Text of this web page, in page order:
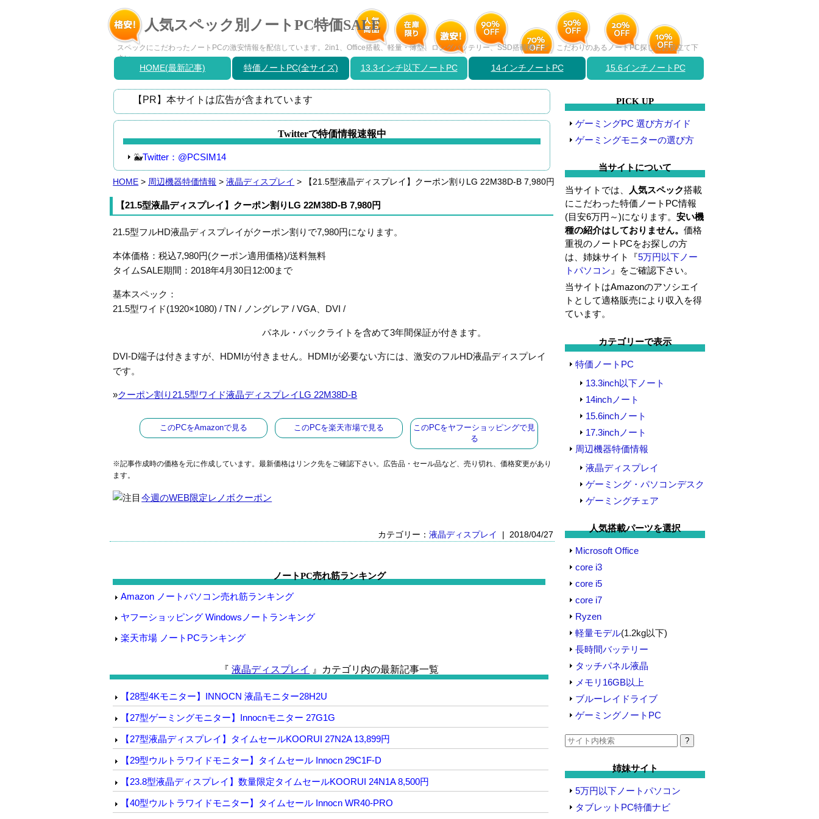
人気スペック別ノートPC特価SALE
スペックにこだわったノートPCの激安情報を配信しています。2in1、Office搭載、軽量・薄型、ロングバッテリー、SSD搭載機など、こだわりのあるノートPC探しにお役立て下
さい。
HOME(最新記事) 特価ノートPC(全サイズ) 13.3インチ以下ノートPC 14インチノートPC 15.6インチノートPC
【PR】本サイトは広告が含まれています
Twitterで特価情報速報中
🐳Twitter：@PCSIM14
HOME > 周辺機器特価情報 >液晶ディスプレイ > 【21.5型液晶ディスプレイ】クーポン割りLG 22M38D-B 7,980円
【21.5型液晶ディスプレイ】クーポン割りLG 22M38D-B 7,980円
21.5型フルHD液晶ディスプレイがクーポン割りで7,980円になります。
本体価格：税込7,980円(クーポン適用価格)/送料無料
タイムSALE期間：2018年4月30日12:00まで
基本スペック：
21.5型ワイド(1920×1080) / TN / ノングレア / VGA、DVI /
パネル・バックライトを含めて3年間保証が付きます。
DVI-D端子は付きますが、HDMIが付きません。HDMIが必要ない方には、激安のフルHD液晶ディスプレイ
です。
»クーポン割り21.5型ワイド液晶ディスプレイLG 22M38D-B
このPCをヤフーショッピングで見
る
このPCを楽天市場で見る
このPCをAmazonで見る
※記事作成時の価格を元に作成しています。最新価格はリンク先をご確認下さい。広告品・セール品など、売り切れ、価格変更があり
ます。
今週のWEB限定レノボクーポン
カテゴリー：液晶ディスプレイ | 2018/04/27
ノートPC売れ筋ランキング
Amazon ノートパソコン売れ筋ランキング
ヤフーショッピング Windowsノートランキング
楽天市場 ノートPCランキング
『液晶ディスプレイ 』カテゴリ内の最新記事一覧
【28型4Kモニター】INNOCN 液晶モニター28H2U
【27型ゲーミングモニター】Innocnモニター 27G1G
【27型液晶ディスプレイ】タイムセールKOORUI 27N2A 13,899円
【29型ウルトラワイドモニター】タイムセール Innocn 29C1F-D
【23.8型液晶ディスプレイ】数量限定タイムセールKOORUI 24N1A 8,500円
【40型ウルトラワイドモニター】タイムセール Innocn WR40-PRO
PICK UP
ゲーミングPC 選び方ガイド
ゲーミングモニターの選び方
当サイトについて
当サイトでは、 人気スペック搭載
にこだわった特価ノートPC情報
(目安6万円～)になります。 安い機
種の紹介はしておりません。 価格
重視のノートPCをお探しの方
は、姉妹サイト『5万円以下ノー
トパソコン 』をご確認下さい。
当サイトはAmazonのアソシエイ
トとして適格販売により収入を得
ています。
カテゴリーで表示
特価ノートPC
13.3inch以下ノート
14inchノート
15.6inchノート
17.3inchノート
周辺機器特価情報
液晶ディスプレイ
ゲーミング・パソコンデスク
ゲーミングチェア
人気搭載パーツを選択
Microsoft Office
core i3
core i5
core i7
Ryzen
軽量モデル(1.2kg以下)
長時間バッテリー
タッチパネル液晶
メモリ16GB以上
ブルーレイドライブ
ゲーミングノートPC
検
姉妹サイト
5万円以下ノートパソコン
タブレットPC特価ナビ